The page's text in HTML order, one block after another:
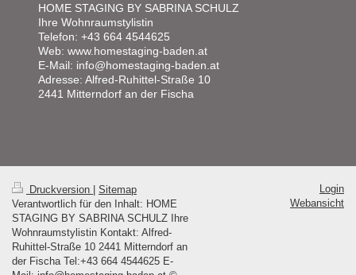
HOME STAGING BY SABRINA SCHULZ
Ihre Wohnraumstylistin
Telefon: +43 664 4544625
Web: www.homestaging-baden.at
E-Mail: info@homestaging-baden.at
Adresse: Alfred-Ruhittel-Straße 10
2441 Mitterndorf an der Fischa
Druckversion | Sitemap
Verantwortlich für den Inhalt: HOME
STAGING BY SABRINA SCHULZ Ihre
Wohnraumstylistin Kontakt: Alfred-
Ruhittel-Straße 10 2441 Mitterndorf an
der Fischa Tel:+43 664 4544625 E-
Login
Webansicht